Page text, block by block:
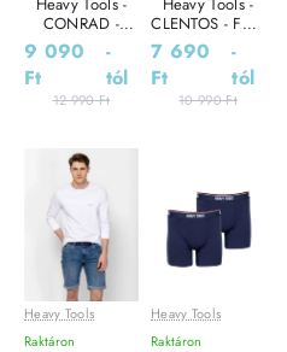
CONRAD -
Galléros Férfi
póló
9 090
Ft
-
tól
12 990 Ft
CLENTOS - Férfi
póló
7 690
Ft
-
tól
10 990 Ft
Leárazás
Heavy Tools
Raktáron
Leárazás
Heavy Tools
Raktáron